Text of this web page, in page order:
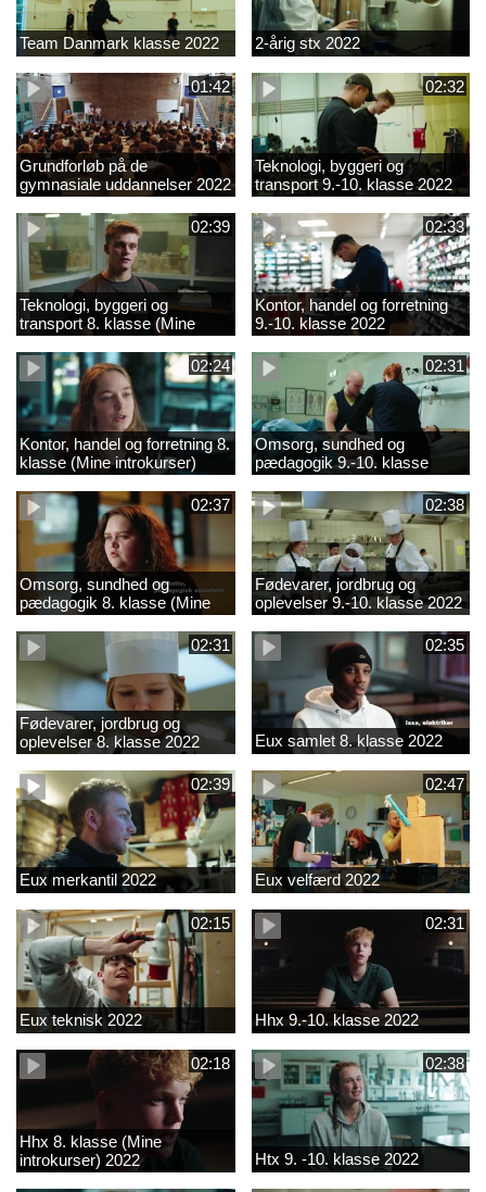
Team Danmark klasse 2022 2-årig stx 2022
01:42
Grundforløb på de
gymnasiale uddannelser 2022
02:32
Teknologi, byggeri og
transport 9.-10. klasse 2022
02:39
Teknologi, byggeri og
transport 8. klasse (Mine
introkurser) 2022
02:33
Kontor, handel og forretning
9.-10. klasse 2022
02:24
Kontor, handel og forretning 8.
klasse (Mine introkurser)
2022
02:31
Omsorg, sundhed og
pædagogik 9.-10. klasse
2022
02:37
Omsorg, sundhed og
pædagogik 8. klasse (Mine
introkurser) 2022
02:38
Fødevarer, jordbrug og
oplevelser 9.-10. klasse 2022
02:31
Fødevarer, jordbrug og
oplevelser 8. klasse 2022
02:35
Eux samlet 8. klasse 2022
02:39
Eux merkantil 2022
02:47
Eux velfærd 2022
02:15
Eux teknisk 2022
02:31
Hhx 9.-10. klasse 2022
02:18
Hhx 8. klasse (Mine
introkurser) 2022
02:38
Htx 9. -10. klasse 2022